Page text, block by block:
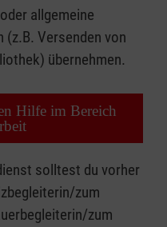
allgemeine
Versenden von
übernehmen.
Hilfe im Bereich
solltest du vorher
zum
zum